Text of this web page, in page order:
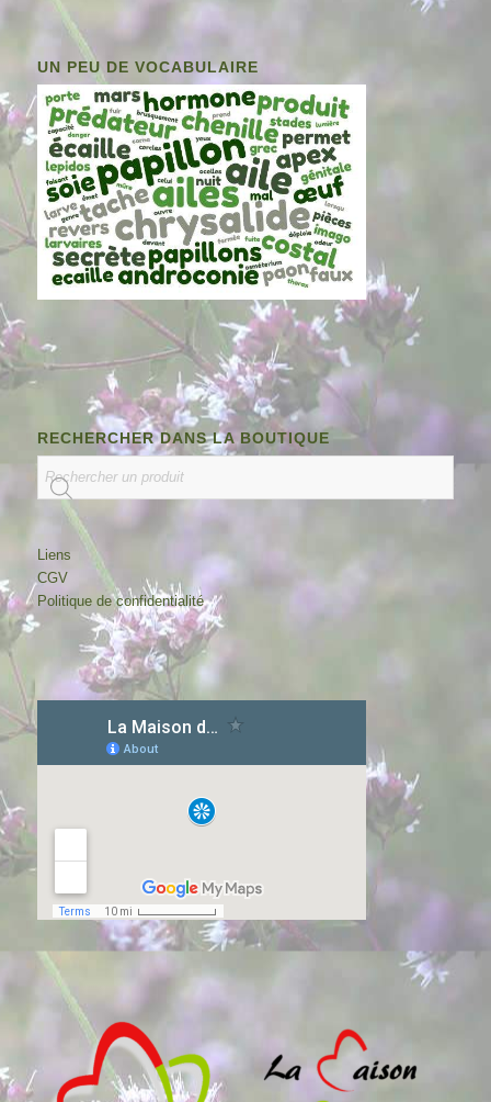
UN PEU DE VOCABULAIRE
RECHERCHER DANS LA BOUTIQUE
Liens
CGV
Politique de confidentialité